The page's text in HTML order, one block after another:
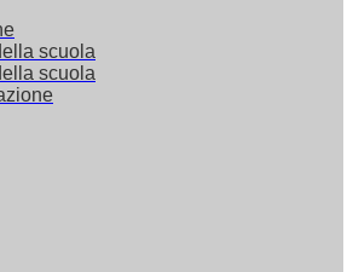
scuola
scuola